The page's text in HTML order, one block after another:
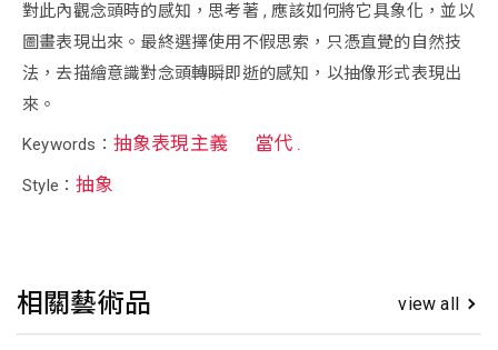
對此內觀念頭時的感知，思考著 , 應該如何將它具象化，並以
圖畫表現出來。最終選擇使用不假思索，只憑直覺的自然技
法，去描繪意識對念頭轉瞬即逝的感知，以抽像形式表現出
來。
Keywords： 抽象表現主義 當代 .
Style：抽象
相關藝術品 view all